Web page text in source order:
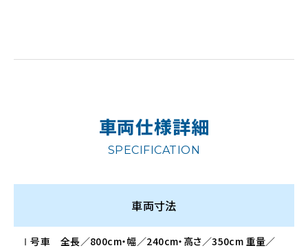
車両仕様詳細
SPECIFICATION
車両寸法
Ⅰ号車 全⾧／800cm・幅／240cm・高さ／350cm 重量／